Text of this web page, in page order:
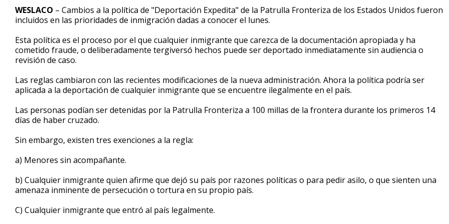
1
minute,
27
90%
WESLACO – Cambios a la política de "Deportación Expedita" de la Patrulla Fronteriza de los Estados Unidos fueron
incluidos en las prioridades de inmigración dadas a conocer el lunes.
Esta política es el proceso por el que cualquier inmigrante que carezca de la documentación apropiada y ha
cometido fraude, o deliberadamente tergiversó hechos puede ser deportado inmediatamente sin audiencia o
revisión de caso.
Las reglas cambiaron con las recientes modificaciones de la nueva administración. Ahora la política podría ser
aplicada a la deportación de cualquier inmigrante que se encuentre ilegalmente en el país.
Las personas podían ser detenidas por la Patrulla Fronteriza a 100 millas de la frontera durante los primeros 14
días de haber cruzado.
Sin embargo, existen tres exenciones a la regla:
a) Menores sin acompañante.
b) Cualquier inmigrante quien afirme que dejó su país por razones políticas o para pedir asilo, o que sienten una
amenaza inminente de persecución o tortura en su propio país.
C) Cualquier inmigrante que entró al país legalmente.